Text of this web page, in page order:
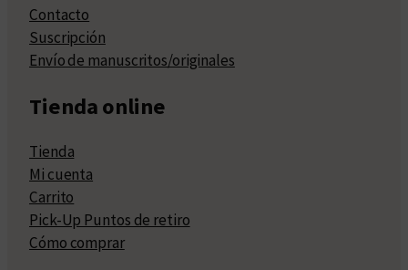
Contacto
Suscripción
Envío de manuscritos/originales
Tienda online
Tienda
Mi cuenta
Carrito
Pick-Up Puntos de retiro
Cómo comprar